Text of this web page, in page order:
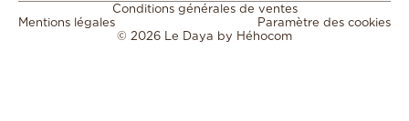
Mentions légales Paramètre des cookies
Conditions générales de ventes
© 2026 Le Daya by Héhocom